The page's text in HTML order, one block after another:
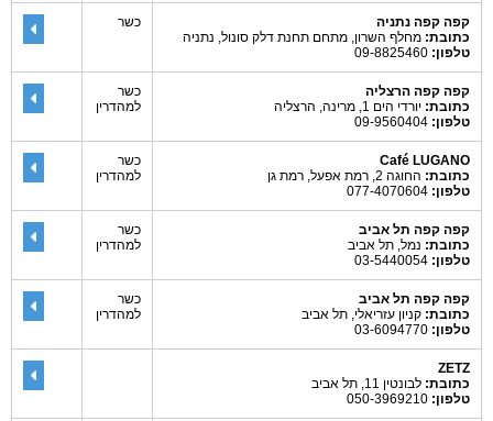
קפה קפה נתניה
כתובת: מחלף השרון, מתחם תחנת דלק סונול, נתניה
טלפון:
כשר
קפה קפה הרצליה
כתובת: יורדי הים 1, מרינה, הרצליה
טלפון:
כשר
למהדרין
Café LUGANO
כתובת: החוגה 2, רמת אפעל, רמת גן
טלפון:
כשר
למהדרין
קפה קפה תל אביב
כתובת: נמל, תל אביב
טלפון:
כשר
למהדרין
קפה קפה תל אביב
כתובת: קניון עזריאלי, תל אביב
טלפון:
כשר
למהדרין
ZETZ
כתובת: לבונטין 11, תל אביב
טלפון: